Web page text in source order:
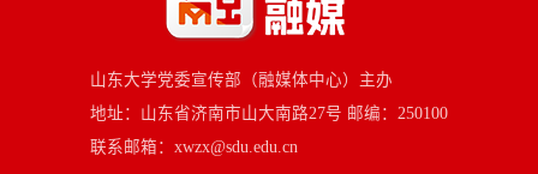
山东大学党委宣传部（融媒体中心）主办
地址：山东省济南市山大南路27号 邮编：250100
联系邮箱：xwzx@sdu.edu.cn